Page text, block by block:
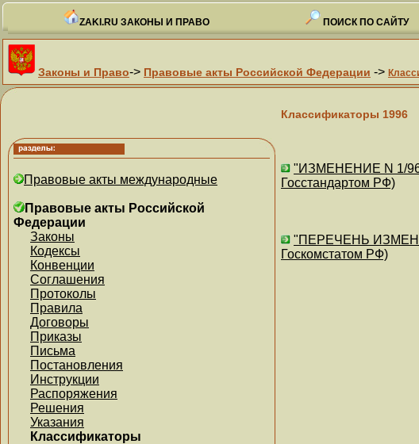
ZAKI.RU ЗАКОНЫ И ПРАВО ПОИСК ПО САЙТУ
Законы и Право-> Правовые акты Российской Федерации ->
Правовые акты международные
Правовые акты Российской
Федерации
Законы
Кодексы
Конвенции
Соглашения
Протоколы
Правила
Договоры
Приказы
Письма
Постановления
Инструкции
Распоряжения
Решения
Указания
Классификаторы
Классификаторы 1996
"ИЗМЕНЕНИЕ N 1/
Госстандартом РФ)
"ПЕРЕЧЕНЬ
Госкомстатом РФ)